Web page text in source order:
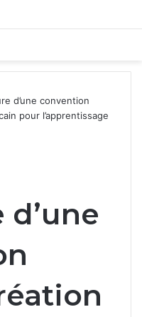
d’une convention
pour l’apprentissage